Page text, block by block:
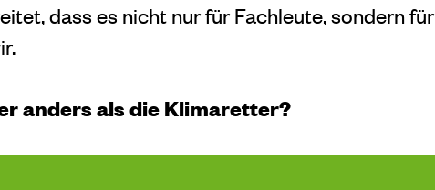
dass es nicht nur für Fachleute, sondern für
anders als die Klimaretter?